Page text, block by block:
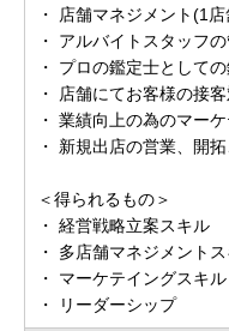
・ 店舗マネジメント(1
・ アルバイトスタッフ
・ プロの鑑定士として
・ 店舗にてお客様の接
・ 業績向上の為のマー
・ 新規出店の営業、開
＜得られるもの＞
・ 経営戦略立案スキル
・ 多店舗マネジメント
・ マーケテイングスキル
・ リーダーシップ